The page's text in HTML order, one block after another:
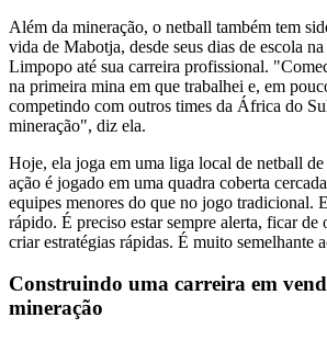
Além da mineração, o netball também tem
vida de Mabotja, desde seus dias de escola
Limpopo até sua carreira profissional.
na primeira mina em que trabalhei e, em
competindo com outros times da África do
mineração", diz ela.
Hoje, ela joga em uma liga local de netball
ação é jogado em uma quadra coberta
equipes menores do que no jogo tradicional.
rápido. É preciso estar sempre alerta, ficar de
criar estratégias rápidas. É muito semelhante
Construindo uma carreira em
mineração